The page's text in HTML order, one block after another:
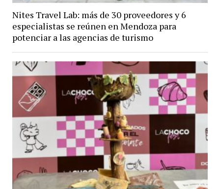
Nites Travel Lab: más de 30 proveedores y 6
especialistas se reúnen en Mendoza para
potenciar a las agencias de turismo